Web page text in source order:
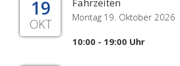
19
OKT Montag 19. Oktober 2026
10:00 - 19:00 Uhr